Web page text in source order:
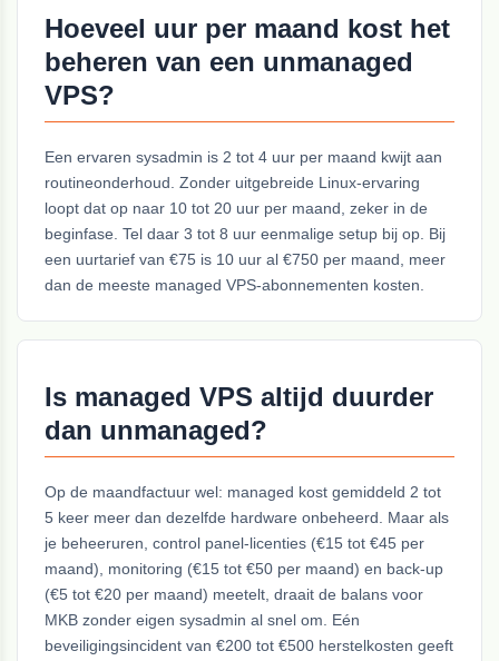
Hoeveel uur per maand kost het
beheren van een unmanaged
VPS?
Een ervaren sysadmin is 2 tot 4 uur per maand kwijt aan
routineonderhoud. Zonder uitgebreide Linux-ervaring
loopt dat op naar 10 tot 20 uur per maand, zeker in de
beginfase. Tel daar 3 tot 8 uur eenmalige setup bij op. Bij
een uurtarief van €75 is 10 uur al €750 per maand, meer
dan de meeste managed VPS-abonnementen kosten.
Is managed VPS altijd duurder
dan unmanaged?
Op de maandfactuur wel: managed kost gemiddeld 2 tot
5 keer meer dan dezelfde hardware onbeheerd. Maar als
je beheeruren, control panel-licenties (€15 tot €45 per
maand), monitoring (€15 tot €50 per maand) en back-up
(€5 tot €20 per maand) meetelt, draait de balans voor
MKB zonder eigen sysadmin al snel om. Eén
beveiligingsincident van €200 tot €500 herstelkosten geeft